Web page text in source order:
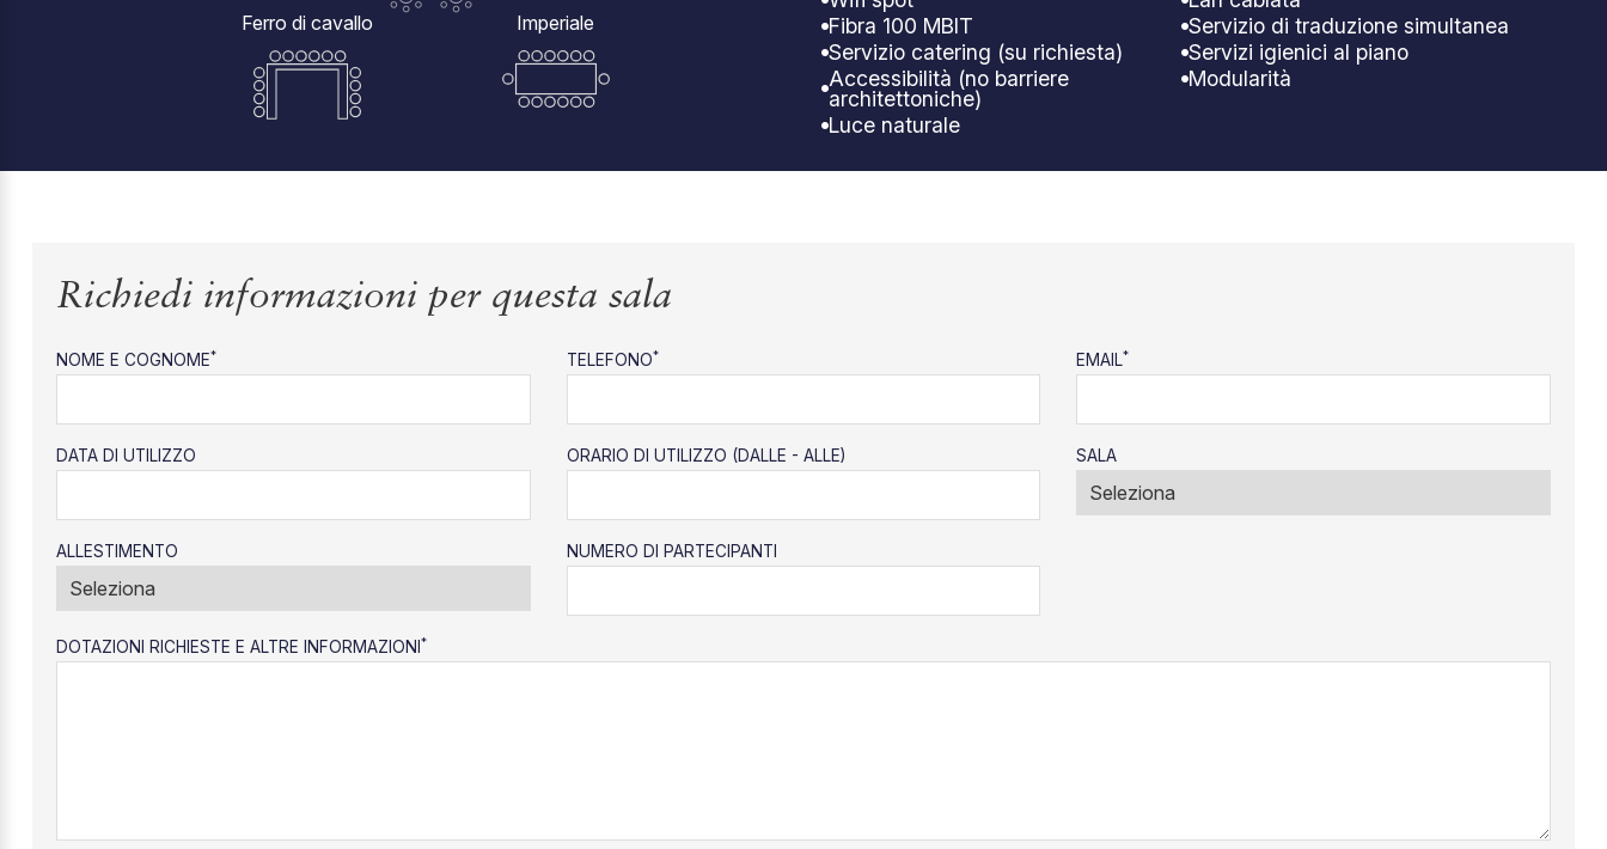
Ferro di cavallo Imperiale
Fibra 100 MBIT
Servizio di traduzione simultanea
Servizio catering (su richiesta)
Servizi igienici al piano
Accessibilità (no barriere
architettoniche)
Modularità
Luce naturale
Richiedi informazioni per questa sala
NOME E COGNOME* TELEFONO* EMAIL*
DATA DI UTILIZZO ORARIO DI UTILIZZO (DALLE - ALLE) SALA
ALLESTIMENTO NUMERO DI PARTECIPANTI
DOTAZIONI RICHIESTE E ALTRE INFORMAZIONI*